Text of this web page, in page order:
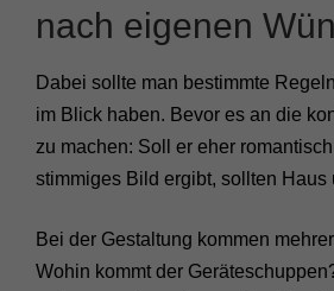
nach eigenen
Dabei sollte man bestimmte
im Blick haben. Bevor es an die
zu machen: Soll er eher
stimmiges Bild ergibt, sollten
Bei der Gestaltung kommen
Wohin kommt der